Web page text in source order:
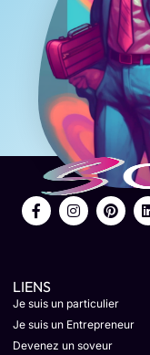
LIENS
Je suis un particulier
Je suis un Entrepreneur
Devenez un soveur